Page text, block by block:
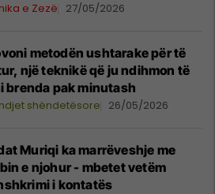
e Zezë 27/05/2026
metodën ushtarake për të
një teknikë që ju ndihmon të
brenda pak minutash
shëndetësore 26/05/2026
Muriqi ka marrëveshje me
e njohur - mbetet vetëm
i kontatës